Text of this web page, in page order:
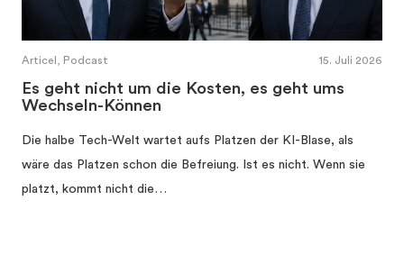
Articel, Podcast 15. Juli 2026
Es geht nicht um die Kosten, es geht ums
Wechseln-Können
Die halbe Tech-Welt wartet aufs Platzen der KI-Blase, als
wäre das Platzen schon die Befreiung. Ist es nicht. Wenn sie
platzt, kommt nicht die…